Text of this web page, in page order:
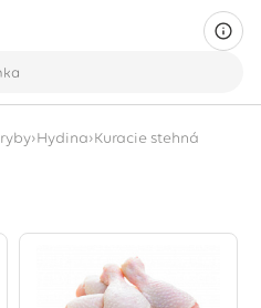
›Hydina›Kuracie stehná